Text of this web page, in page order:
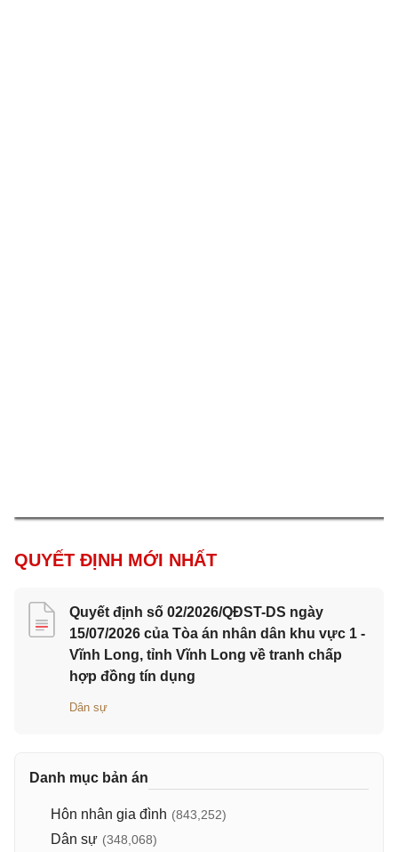
QUYẾT ĐỊNH MỚI NHẤT
Quyết định số 02/2026/QĐST-DS ngày
15/07/2026 của Tòa án nhân dân khu vực 1 -
Vĩnh Long, tỉnh Vĩnh Long về tranh chấp
hợp đồng tín dụng
Dân sự
Danh mục bản án
Hôn nhân gia đình (843,252)
Dân sự (348,068)